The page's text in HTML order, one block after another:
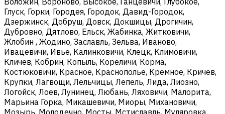
Глуск, Горки, Городея, Городок, Давид-Городок,
Дзержинск, Добруш, Довск, Докшицы, Дрогичин,
Дубровно, Дятлово, Ельск, Жабинка, Житковичи,
Жлобин , Жодино, Заславль, Зельва, Иваново,
Ивацевичи, Ивье, Калинковичи, Клецк, Климовичи,
Кличев, Кобрин, Копыль, Кореличи, Корма,
Костюковичи, Красное, Краснополье, Кремное, Кричев,
Крупки, Лагвощи, Лельчицы, Лепель, Лида, Лиозно,
Логойск, Лоев, Лунинец, Любань, Ляховичи, Малорита,
Марьина Горка, Микашевичи, Миоры, Михановичи,
Мозырь, Молодечно, Мосты, Мстиславль, Муляровка,